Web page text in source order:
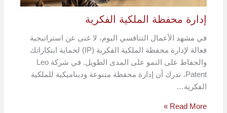
إدارة محفظة الملكية الفكرية
في مشهد الأعمال التنافسي اليوم، لا غنى عن استراتيجية
فعالة لإدارة محفظة الملكية الفكرية (IP) لحماية ابتكاراتك
والحفاظ على النمو على المدى الطويل. في شركة Leo
Patent، ندرك أن إدارة محفظة متنوعة وديناميكية للملكية
الفكرية…
Read More »